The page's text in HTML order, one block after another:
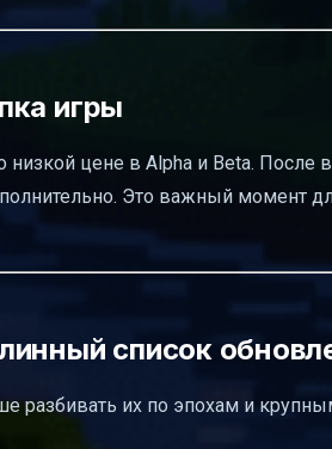
игры
низкой цене в Alpha и Beta.
Это важный момент
список
разбивать их по эпохам и